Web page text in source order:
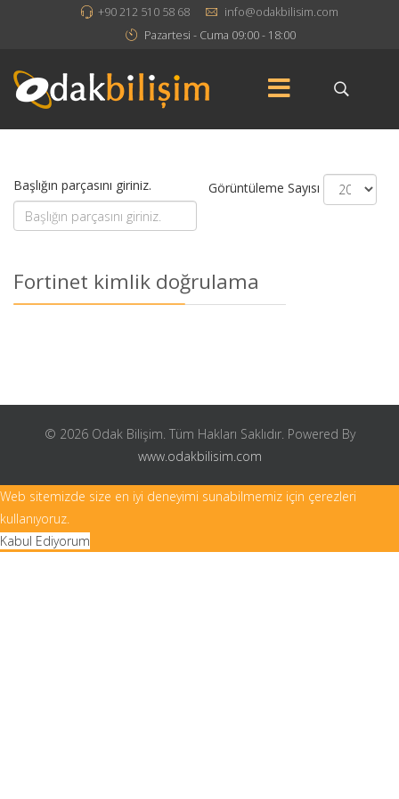
+90 212 510 58 68
info@odakbilisim.com
Pazartesi - Cuma 09:00 - 18:00
Başlığın parçasını giriniz. Görüntüleme Sayısı
Fortinet kimlik doğrulama
© 2026 Odak Bilişim. Tüm Hakları Saklıdır. Powered By
www.odakbilisim.com
Web sitemizde size en iyi deneyimi sunabilmemiz için çerezleri
kullanıyoruz.
Kabul Ediyorum